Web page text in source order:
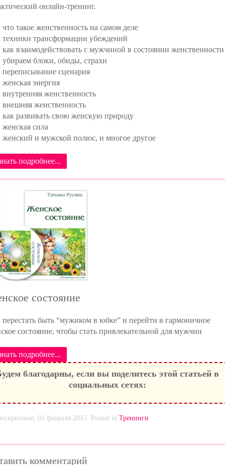
онлайн-тренинг.
что такое женственность на самом деле
техники трансформации убеждений
как взаимодействовать с мужчиной в состоянии женственности
убираем блоки, обиды, страхи
переписывание сценария
женская энергия
внутренняя женственность
внешняя женственность
как развивать свою женскую природу
женская сила
женский и мужской полюс, и многое другое
подробнее...
состояние
перестать быть “мужиком в юбке” и перейти в гармоничное
состояние, чтобы стать привлекательной для мужчин
подробнее...
благодарны, если вы поделитесь этой статьей в
социальных сетях:
01 февраля 2015. Posted in Тренинги
комментарий